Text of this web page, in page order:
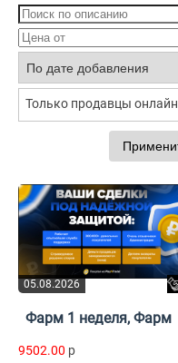
Только продавцы онлайн
05.08.2026
Фарм 1 неделя, Фарм
9502.00 p